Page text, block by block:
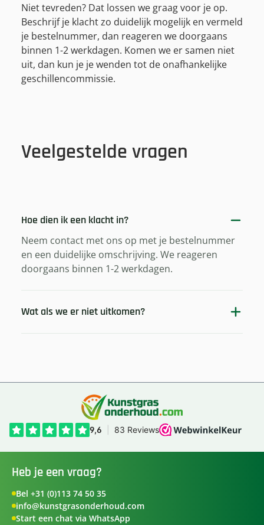
Niet tevreden? Dat lossen we graag voor je op.
Beschrijf je klacht zo duidelijk mogelijk en vermeld
je bestelnummer, dan reageren we doorgaans
binnen 1-2 werkdagen. Komen we er samen niet
uit, dan kun je je wenden tot de onafhankelijke
geschillencommissie.
Veelgestelde vragen
Hoe dien ik een klacht in?
Neem contact met ons op met je bestelnummer
en een duidelijke omschrijving. We reageren
doorgaans binnen 1-2 werkdagen.
Wat als we er niet uitkomen?
Heb je een vraag?
Bel +31 (0)113 74 50 35
info@kunstgrasonderhoud.com
Start een chat via WhatsApp